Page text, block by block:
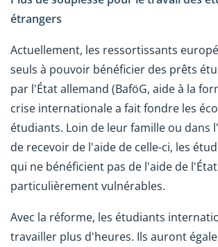
étrangers
Actuellement, les ressortissants
seuls à pouvoir bénéficier des prêts
par l'État allemand (BaföG, aide à la
crise internationale a fait fondre les
étudiants. Loin de leur famille ou dans
de recevoir de l'aide de celle-ci, les
qui ne bénéficient pas de l'aide de
particulièrement vulnérables.
Avec la réforme, les étudiants
travailler plus d'heures. Ils auront